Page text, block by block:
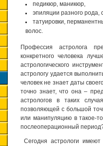
педикюр, маникюр,
эпиляции разного рода,
татуировки,
волос.
Профессия астролога
конкретного человека
астрологического
астрологу удается
человек не знает даты
точно знает, что она –
астрологов в таких
позволяющей с большой
или манипуляцию в такое-
послеоперационный
Сегодня астрологи имеют